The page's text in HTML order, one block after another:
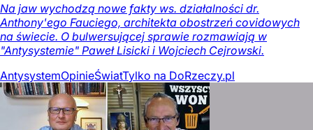
Na jaw wychodzą nowe fakty ws. działalności dr.
Anthony'ego Fauciego, architekta obostrzeń covidowych
na świecie. O bulwersującej sprawie rozmawiają w
"Antysystemie" Paweł Lisicki i Wojciech Cejrowski.
AntysystemOpinieŚwiatTylko na DoRzeczy.pl